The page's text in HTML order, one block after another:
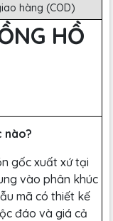
hàng (COD)
HỒ
nào?
gốc xuất xứ tại
vào phân khúc
mã có thiết kế
đáo và giá cả